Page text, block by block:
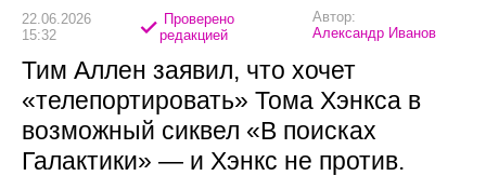
22.06.2026
15:32
Проверено
редакцией
Автор:
Александр Иванов
Тим Аллен заявил, что хочет
«телепортировать» Тома Хэнкса в
возможный сиквел «В поисках
Галактики» — и Хэнкс не против.